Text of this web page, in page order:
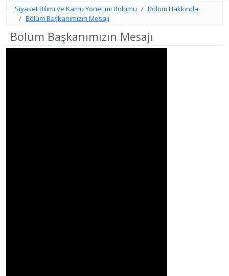
Siyaset Bilimi ve Kamu Yönetimi Bölümü
Bölüm Hakkında
Bölüm Başkanımızın Mesajı
Bölüm Başkanımızın Mesajı